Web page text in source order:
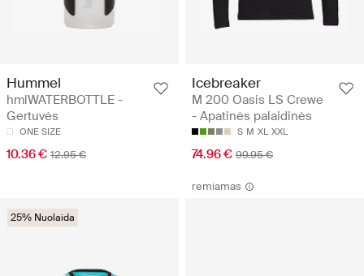
Hummel
hmlWATERBOTTLE -
Gertuvės
ONE SIZE
10.36 € 12.95 €
Icebreaker
M 200 Oasis LS Crewe
- Apatinės palaidinės
S M XL XXL
74.96 € 99.95 €
25% Nuolaida
remiamas